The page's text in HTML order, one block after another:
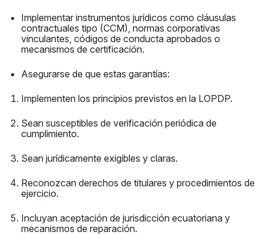
Implementar instrumentos jurídicos como cláusulas
contractuales tipo (CCM), normas corporativas
vinculantes, códigos de conducta aprobados o
mecanismos de certificación.
Asegurarse de que estas garantías:
Implementen los principios previstos en la LOPDP.
Sean susceptibles de verificación periódica de
cumplimiento.
Sean jurídicamente exigibles y claras.
Reconozcan derechos de titulares y procedimientos de
ejercicio.
Incluyan aceptación de jurisdicción ecuatoriana y
mecanismos de reparación.